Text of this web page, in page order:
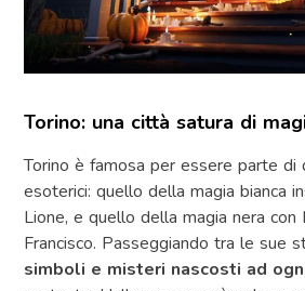
Torino: una città satura di
Torino è famosa per essere parte di
esoterici: quello della magia bianca
Lione, e quello della magia nera con
Francisco. Passeggiando tra le sue
simboli e misteri nascosti ad